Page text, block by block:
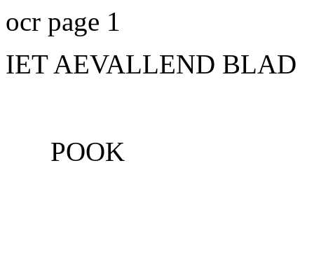
ocr page 1
IET AEVALLEND BLAD
POOK